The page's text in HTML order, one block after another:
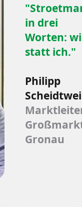
in drei
Worten:
statt ich."
Philipp
Gronau